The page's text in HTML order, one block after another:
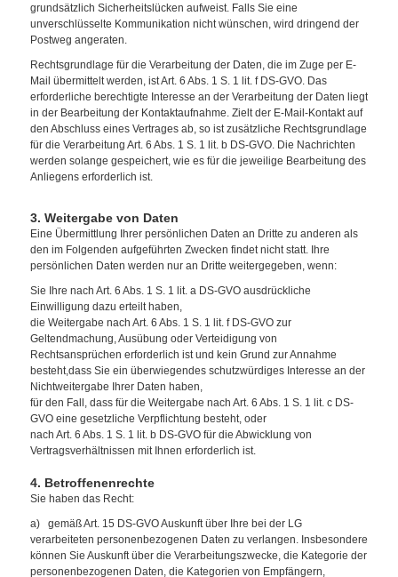
grundsätzlich Sicherheitslücken aufweist. Falls Sie eine
unverschlüsselte Kommunikation nicht wünschen, wird dringend der
Postweg angeraten.
Rechtsgrundlage für die Verarbeitung der Daten, die im Zuge per E-
Mail übermittelt werden, ist Art. 6 Abs. 1 S. 1 lit. f DS-GVO. Das
erforderliche berechtigte Interesse an der Verarbeitung der Daten liegt
in der Bearbeitung der Kontaktaufnahme. Zielt der E-Mail-Kontakt auf
den Abschluss eines Vertrages ab, so ist zusätzliche Rechtsgrundlage
für die Verarbeitung Art. 6 Abs. 1 S. 1 lit. b DS-GVO. Die Nachrichten
werden solange gespeichert, wie es für die jeweilige Bearbeitung des
Anliegens erforderlich ist.
3. Weitergabe von Daten
Eine Übermittlung Ihrer persönlichen Daten an Dritte zu anderen als
den im Folgenden aufgeführten Zwecken findet nicht statt. Ihre
persönlichen Daten werden nur an Dritte weitergegeben, wenn:
Sie Ihre nach Art. 6 Abs. 1 S. 1 lit. a DS-GVO ausdrückliche
Einwilligung dazu erteilt haben,
die Weitergabe nach Art. 6 Abs. 1 S. 1 lit. f DS-GVO zur
Geltendmachung, Ausübung oder Verteidigung von
Rechtsansprüchen erforderlich ist und kein Grund zur Annahme
besteht,dass Sie ein überwiegendes schutzwürdiges Interesse an der
Nichtweitergabe Ihrer Daten haben,
für den Fall, dass für die Weitergabe nach Art. 6 Abs. 1 S. 1 lit. c DS-
GVO eine gesetzliche Verpflichtung besteht, oder
nach Art. 6 Abs. 1 S. 1 lit. b DS-GVO für die Abwicklung von
Vertragsverhältnissen mit Ihnen erforderlich ist.
4. Betroffenenrechte
Sie haben das Recht:
a) gemäß Art. 15 DS-GVO Auskunft über Ihre bei der LG
verarbeiteten personenbezogenen Daten zu verlangen. Insbesondere
können Sie Auskunft über die Verarbeitungszwecke, die Kategorie der
personenbezogenen Daten, die Kategorien von Empfängern,